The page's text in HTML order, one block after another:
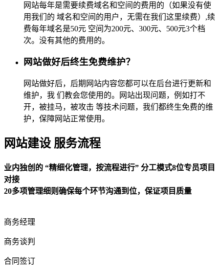
网站每年是需要续费域名和空间的费用的（如果没有使
用我们的 域名和空间的用户，无需在我们这里续费）,续
费每年域名是50元 空间为200元、300元、500元3个档
次。没有其他的费用的。
网站做好后终生免费维护？
网站做好后，后期网站内容您都可以在后台进行更新和
维护，我 们教会您使用的。网站出现问题，例如打不
开，被挂马，被攻击 等技术问题，我们都终生免费的维
护，保障网站正常使用。
网站建设 服务流程
业内独创的 “精细化管理，按流程进行” 分工模式8位专员项目
对接
20多项管理细则确保每个环节沟通到位，保证项目质量
商务经理
商务谈判
合同签订